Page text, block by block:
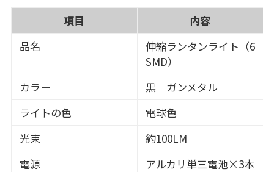
項目
内容
品名
伸縮ランタンライト（6
SMD）
カラー
黒 ガンメタル
ライトの色
電球色
光束
約100LM
電源
アルカリ単三電池×3本